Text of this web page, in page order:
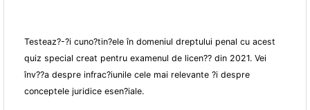
Testeaz?-?i cuno?tin?ele în domeniul dreptului penal cu acest
quiz special creat pentru examenul de licen?? din 2021. Vei
înv??a despre infrac?iunile cele mai relevante ?i despre
conceptele juridice esen?iale.